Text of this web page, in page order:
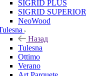
SIGRID PLUS
SIGRID SUPERIOR
NeoWood
Назад
Tulesna
Ottimo
Verano